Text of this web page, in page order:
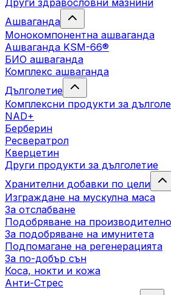
Други здравословни мазнини
Ашваганда
Монокомпонентна ашваганда
Ашваганда KSM-66®
БИО ашваганда
Комплекс ашваганда
Дълголетие
Комплексни продукти за
NAD+
Берберин
Ресвератрол
Кверцетин
Други продукти за дълголетие
Хранителни добавки по цели
Изграждане на мускулна маса
За отслабване
Подобряване на
За подобряване на имунитета
Подпомагане на регенерацията
За по-добър сън
Коса, нокти и кожа
Анти-Стрес